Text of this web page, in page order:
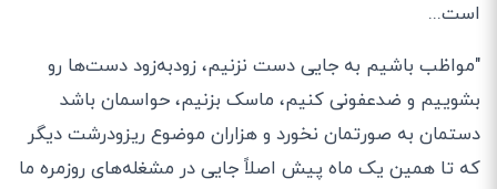
است...
"مواظب باشیم به جایی دست نزنیم، زودبهزود دستها رو
بشوییم و ضدعفونی کنیم، ماسک بزنیم، حواسمان باشد
دستمان به صورتمان نخورد و هزاران موضوع ریزودرشت دیگر
که تا همین یک ماه پیش اصلاً جایی در مشغلههای روزمره ما